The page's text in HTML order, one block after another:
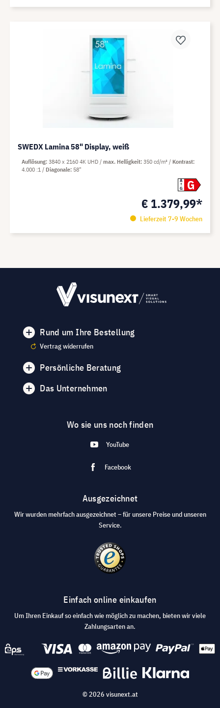
SWEDX Lamina 58" Display, weiß
A
G
G
€ 1.379,99*
Lieferzeit 7-9 Wochen
Auflösung 3840 x 2160 4K UHD max. Helligkeit 350 cd/m²
Kontrast
4.000 :1
Diagonale 58"
Rund um Ihre Bestellung
Vertrag widerrufen
Persönliche Beratung
Das Unternehmen
Wo sie uns noch finden
YouTube
Facebook
Ausgezeichnet
Wir wurden mehrfach ausgezeichnet – für unsere Preise und unseren
Service.
Einfach online einkaufen
Um Ihren Einkauf so einfach wie möglich zu machen, bieten wir viele
Zahlungsarten an.
© 2026 visunext.at